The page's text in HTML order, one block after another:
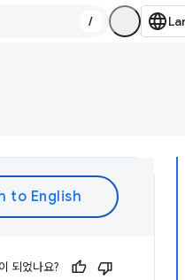
/
되었나요?